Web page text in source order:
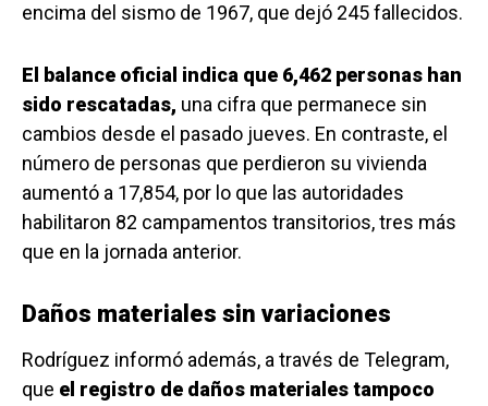
encima del sismo de 1967, que dejó 245 fallecidos.
El balance oficial indica que 6,462 personas han
sido rescatadas, una cifra que permanece sin
cambios desde el pasado jueves. En contraste, el
número de personas que perdieron su vivienda
aumentó a 17,854, por lo que las autoridades
habilitaron 82 campamentos transitorios, tres más
que en la jornada anterior.
Daños materiales sin variaciones
Rodríguez informó además, a través de Telegram,
que el registro de daños materiales tampoco